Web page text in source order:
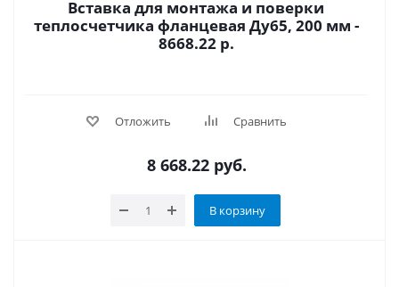
Вставка для монтажа и поверки
теплосчетчика фланцевая Ду65, 200 мм -
8668.22 р.
Отложить Сравнить
8 668.22руб.
В корзину